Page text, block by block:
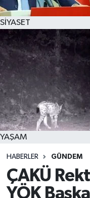
SİYASET
YAŞAM
HABERLER GÜNDEM
ÇAKÜ
YÖK